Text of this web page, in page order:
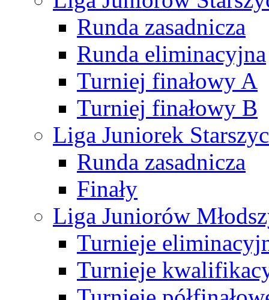
Runda zasadnicza
Runda eliminacyjna
Turniej finałowy A
Turniej finałowy B
Liga Juniorek
Runda zasadnicza
Finały
Liga Juniorów
Turnieje
Turnieje